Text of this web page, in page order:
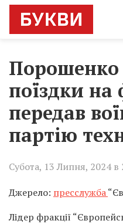
Порошенко
поїздки на
передав
партію
Субота, 13 Липня, 2024 в
Джерело: пресслужба
Лідер фракції